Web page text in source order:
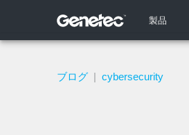
製品
ブログ | cybersecurity